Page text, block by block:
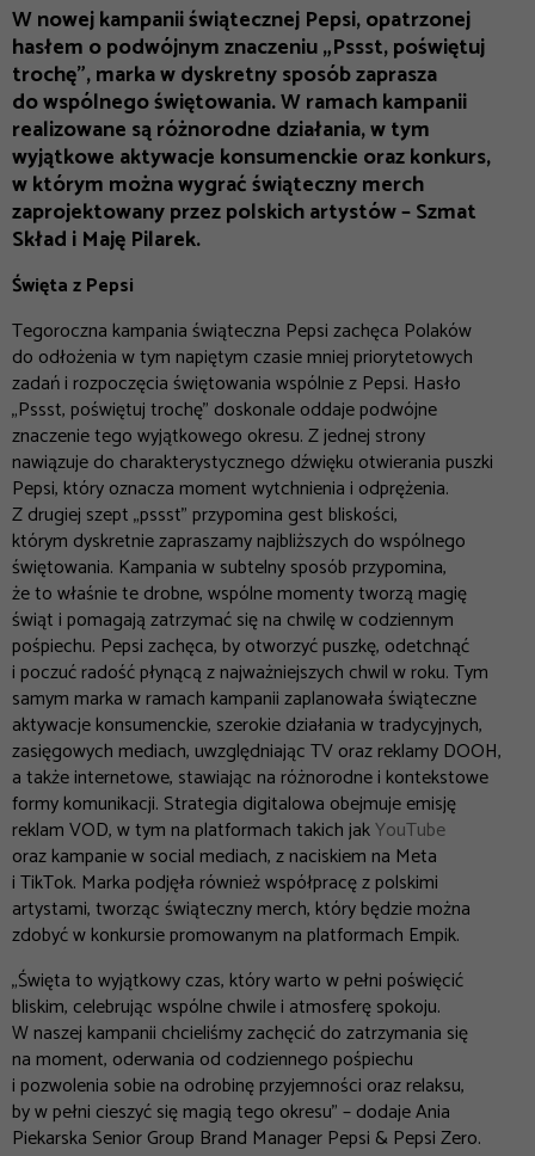
W nowej kampanii świątecznej Pepsi, opatrzonej
hasłem o podwójnym znaczeniu „Pssst, poświętuj
trochę”, marka w dyskretny sposób zaprasza
do wspólnego świętowania. W ramach kampanii
realizowane są różnorodne działania, w tym
wyjątkowe aktywacje konsumenckie oraz konkurs,
w którym można wygrać świąteczny merch
zaprojektowany przez polskich artystów – Szmat
Skład i Maję Pilarek.
Święta z Pepsi
Tegoroczna kampania świąteczna Pepsi zachęca Polaków
do odłożenia w tym napiętym czasie mniej priorytetowych
zadań i rozpoczęcia świętowania wspólnie z Pepsi. Hasło
„Pssst, poświętuj trochę” doskonale oddaje podwójne
znaczenie tego wyjątkowego okresu. Z jednej strony
nawiązuje do charakterystycznego dźwięku otwierania puszki
Pepsi, który oznacza moment wytchnienia i odprężenia.
Z drugiej szept „pssst” przypomina gest bliskości,
którym dyskretnie zapraszamy najbliższych do wspólnego
świętowania. Kampania w subtelny sposób przypomina,
że to właśnie te drobne, wspólne momenty tworzą magię
świąt i pomagają zatrzymać się na chwilę w codziennym
pośpiechu. Pepsi zachęca, by otworzyć puszkę, odetchnąć
i poczuć radość płynącą z najważniejszych chwil w roku. Tym
samym marka w ramach kampanii zaplanowała świąteczne
aktywacje konsumenckie, szerokie działania w tradycyjnych,
zasięgowych mediach, uwzględniając TV oraz reklamy DOOH,
a także internetowe, stawiając na różnorodne i kontekstowe
formy komunikacji. Strategia digitalowa obejmuje emisję
reklam VOD, w tym na platformach takich jakYouTube
oraz kampanie w social mediach, z naciskiem na Meta
i TikTok. Marka podjęła również współpracę z polskimi
artystami, tworząc świąteczny merch, który będzie można
zdobyć w konkursie promowanym na platformach Empik.
„Święta to wyjątkowy czas, który warto w pełni poświęcić
bliskim, celebrując wspólne chwile i atmosferę spokoju.
W naszej kampanii chcieliśmy zachęcić do zatrzymania się
na moment, oderwania od codziennego pośpiechu
i pozwolenia sobie na odrobinę przyjemności oraz relaksu,
by w pełni cieszyć się magią tego okresu” – dodaje Ania
Piekarska Senior Group Brand Manager Pepsi & Pepsi Zero.